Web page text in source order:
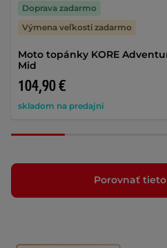
Moto topánky KORE
Mid
104,90 €
skladom na predajni
Doprava zadarmo
Výmena veľkosti zadarmo
Porovnať